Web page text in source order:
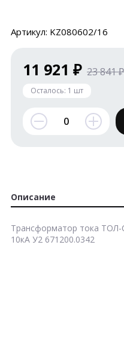
Артикул: KZ080602/16
11 921 ₽ 23 841 ₽
Осталось: 1 шт
Описание
Трансформатор тока
10кА У2 671200.0342